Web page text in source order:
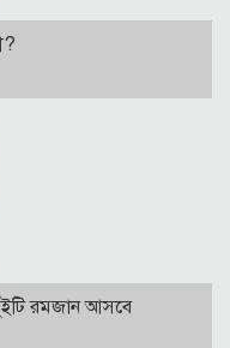
রমজান আসবে